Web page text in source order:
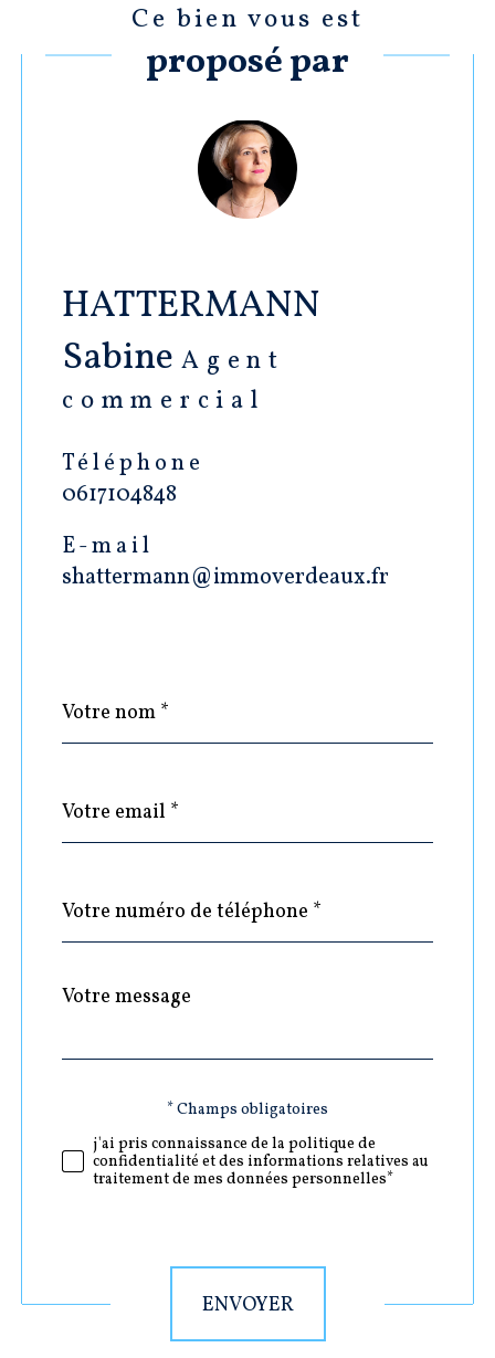
Ce bien vous est
proposé par
HATTERMANN
Sabine Agent
commercial
Téléphone
0617104848
E-mail
shattermann@immoverdeaux.fr
Fieldset
*
*
*
Fieldset
défaut
Message
*
Validation* Champs obligatoires
j'ai pris connaissance de la politique de
confidentialité et des informations relatives au
traitement de mes données personnelles*
ENVOYER